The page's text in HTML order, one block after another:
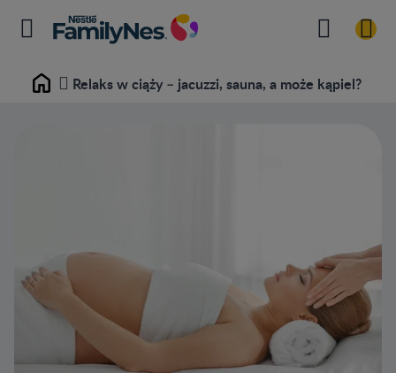
Home Relaks w ciąży – jacuzzi, sauna, a może kąpiel?